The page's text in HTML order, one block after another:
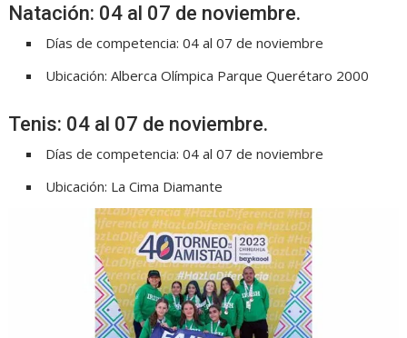
Natación: 04 al 07 de noviembre.
Días de competencia: 04 al 07 de noviembre
Ubicación: Alberca Olímpica Parque Querétaro 2000
Tenis: 04 al 07 de noviembre.
Días de competencia: 04 al 07 de noviembre
Ubicación: La Cima Diamante